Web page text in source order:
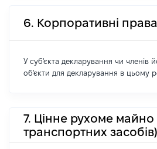
6. Корпоративні права
У суб'єкта декларування чи членів
об'єкти для декларування в цьому
7. Цінне рухоме майно
транспортних засобів)